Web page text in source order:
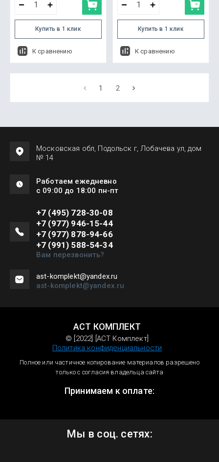
Купить в 1 клик
К сравнению
Купить в 1 клик
К сравнению
1 2
Московская обл, Подольск г, Лобачева ул, дом
№ 14
Работаем ежедневно
с 09:00 до 18:00 пн-пт
+7 (495) 728-30-08
+7 (977) 946-15-44
+7 (977) 878-94-66
+7 (991) 588-54-34
Вам перезвонить?
ast-komplekt@yandex.ru
ast-komplekt@yandex.ru
АСТ КОМПЛЕКТ
© [2022] [АСТ Комплект]
Политика конфиденциальности
Полное или частичное копирование материалов разрешено
только с согласия владельца сайта
Принимаем к оплате:
Мы в соц. сетях: